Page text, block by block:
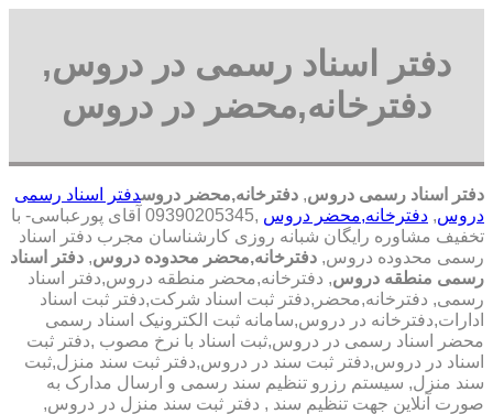
دفتر اسناد رسمی در دروس,
دفترخانه,محضر در دروس
دفتر اسناد رسمی دروس, دفترخانه,محضر دروسدفتر اسناد رسمی
دروس, دفترخانه,محضر دروس
,09390205345 آقای پورعباسی- با
تخفیف مشاوره رايگان شبانه روزی کارشناسان مجرب دفتر اسناد
رسمی محدوده دروس, دفترخانه,محضر محدوده دروس, دفتر اسناد
رسمی منطقه دروس, دفترخانه,محضر منطقه دروس,دفتر اسناد
رسمی, دفترخانه,محضر,دفتر ثبت اسناد شرکت,دفتر ثبت اسناد
ادارات,دفترخانه در دروس,سامانه ثبت الکترونیک اسناد رسمی
محضر اسناد رسمی در دروس,ثبت اسناد با نرخ مصوب ,دفتر ثبت
اسناد در دروس,دفتر ثبت سند در دروس,دفتر ثبت سند منزل,ثبت
سند منزل, سیستم رزرو تنظیم سند رسمی و ارسال مدارک به
صورت آنلاین جهت تنظیم سند , دفتر ثبت سند منزل در دروس,